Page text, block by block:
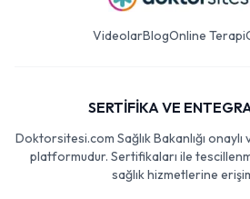
VideolarBlogOnline Terapi
SERTİFİKA VE
Doktorsitesi.com Sağlık Bakanlığı
platformudur. Sertifikaları ile
sağlık hizmetlerine